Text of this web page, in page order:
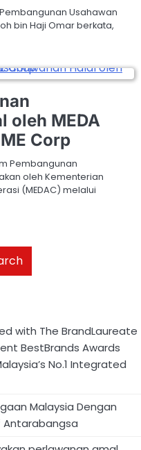
Pembangunan Usahawan
bin Haji Omar berkata,
oleh MEDA
Corp
Pembangunan
oleh Kementerian
(MEDAC) melalui
with The BrandLaureate
BestBrands Awards
No.1 Integrated
Malaysia Dengan